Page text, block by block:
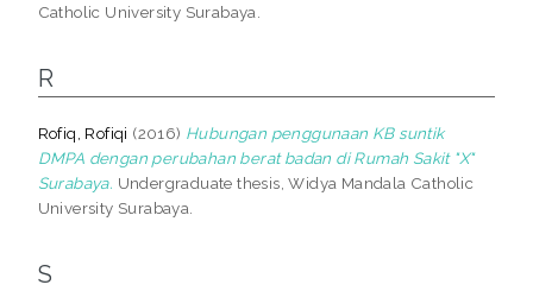
Catholic University Surabaya.
R
Rofiq, Rofiqi (2016) Hubungan penggunaan KB suntik
DMPA dengan perubahan berat badan di Rumah Sakit "X"
Surabaya. Undergraduate thesis, Widya Mandala Catholic
University Surabaya.
S